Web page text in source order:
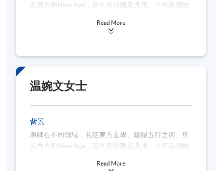
及西方的New Age，皆久有涉獵及應用。十年前開始
Read More
温婉文女士
背景
導師在不同領域，包括東方玄學、陰陽五行之術、與
及西方的New Age，皆久有涉獵及應用。十年前開始
Read More